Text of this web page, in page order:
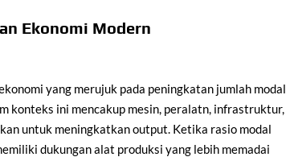
Ekonomi Modern
yang merujuk pada peningkatan jumlah modal
konteks ini mencakup mesin, peralatn, infrastruktur,
untuk meningkatkan output. Ketika rasio modal
dukungan alat produksi yang lebih memadai